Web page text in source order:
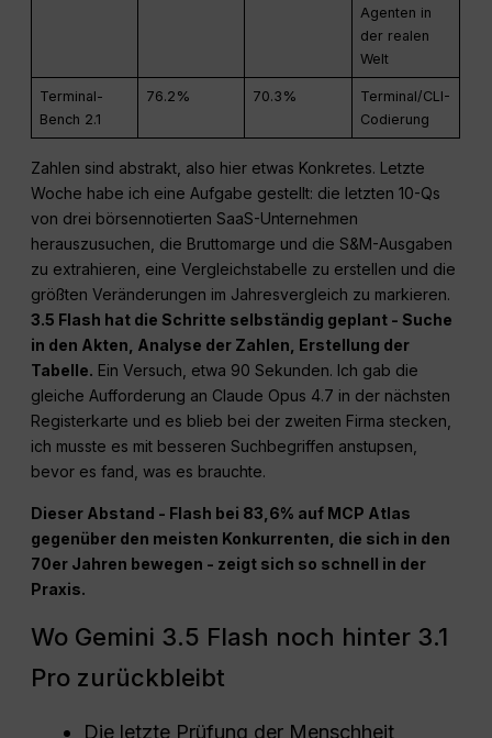
Agenten in
der realen
Welt
Terminal-
Bench 2.1
76.2% 70.3%
Terminal/CLI-
Codierung
Zahlen sind abstrakt, also hier etwas Konkretes. Letzte
Woche habe ich eine Aufgabe gestellt: die letzten 10-Qs
von drei börsennotierten SaaS-Unternehmen
herauszusuchen, die Bruttomarge und die S&M-Ausgaben
zu extrahieren, eine Vergleichstabelle zu erstellen und die
größten Veränderungen im Jahresvergleich zu markieren.
3.5 Flash hat die Schritte selbständig geplant - Suche
in den Akten, Analyse der Zahlen, Erstellung der
Tabelle. Ein Versuch, etwa 90 Sekunden. Ich gab die
gleiche Aufforderung an Claude Opus 4.7 in der nächsten
Registerkarte und es blieb bei der zweiten Firma stecken,
ich musste es mit besseren Suchbegriffen anstupsen,
bevor es fand, was es brauchte.
Dieser Abstand - Flash bei 83,6% auf MCP Atlas
gegenüber den meisten Konkurrenten, die sich in den
70er Jahren bewegen - zeigt sich so schnell in der
Praxis.
Wo Gemini 3.5 Flash noch hinter 3.1
Pro zurückbleibt
Die letzte Prüfung der Menschheit